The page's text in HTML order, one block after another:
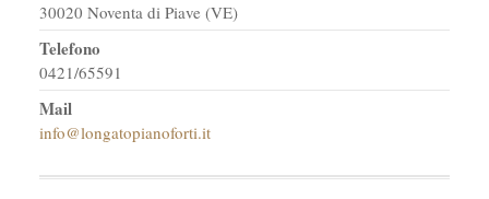
30020 Noventa di Piave (VE)
Telefono
0421/65591
Mail
info@longatopianoforti.it